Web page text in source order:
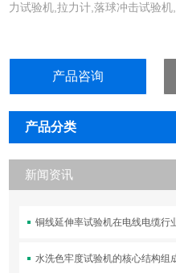
力试验机,拉力计,落球冲击试验
产品咨询
产品分类
新闻资讯
铜线延伸率试验机在电线电缆行
水洗色牢度试验机的核心结构组